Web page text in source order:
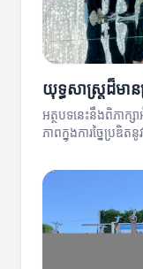
យុទ្ធសាស្ត្រដ៏មាន
អត្ថបទនេះនឹងពិភាក្
ភាពក្នុងការច្នៃប្រឌិ